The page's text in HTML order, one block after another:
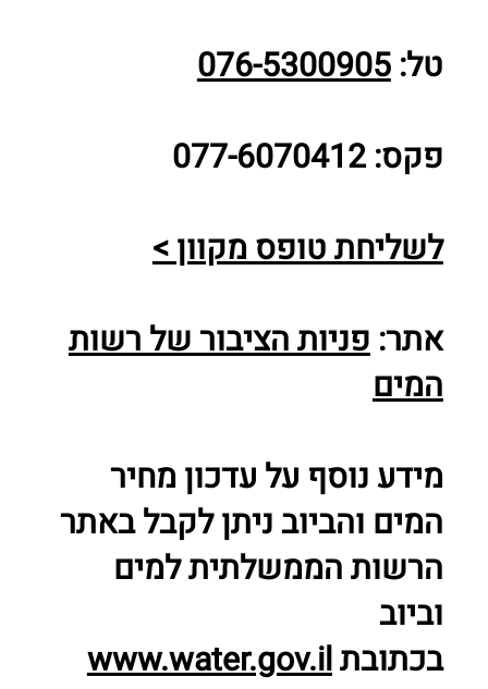
טל:076-5300905
פקס: 077-6070412
לשליחת טופס מקוון >
אתר:פניות הציבור של רשות
המים
מידע נוסף על עדכון מחיר
המים והביוב ניתן לקבל באתר
הרשות הממשלתית למים
וביוב
בכתובתwww.water.gov.il